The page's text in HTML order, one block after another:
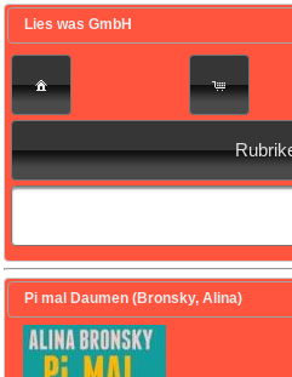
Lies was GmbH
Pi mal Daumen (Bronsky, Alina)